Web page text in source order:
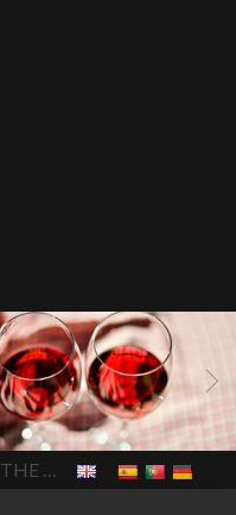
Blog Wonen beaujolais
2022 Beaujolais Nouveau
2022 De wijnmakers laten
de druiventrossen gisten in
een anaërobe donderdag
17 november 2022 is
beaujolais dag hoe lang is
Beaujolais Nouveau
houdbaar hoeveel flessen
In The Vendee